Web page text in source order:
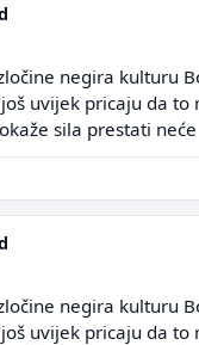
negira kulturu
uvijek pricaju da
sila prestati neće
negira kulturu
uvijek pricaju da